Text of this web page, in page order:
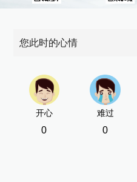
您此时的心情
开心
0
难过
0